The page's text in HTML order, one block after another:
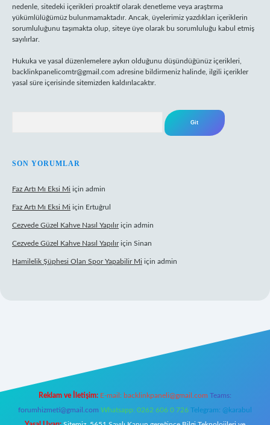
nedenle, sitedeki içerikleri proaktif olarak denetleme veya araştırma
yükümlülüğümüz bulunmamaktadır. Ancak, üyelerimiz yazdıkları içeriklerin
sorumluluğunu taşımakta olup, siteye üye olarak bu sorumluluğu kabul etmiş
sayılırlar.
Hukuka ve yasal düzenlemelere aykırı olduğunu düşündüğünüz içerikleri,
backlinkpanelicomtr@gmail.com adresine bildirmeniz halinde, ilgili içerikler
yasal süre içerisinde sitemizden kaldırılacaktır.
SON YORUMLAR
Faz Artı Mı Eksi Mi için admin
Faz Artı Mı Eksi Mi için Ertuğrul
Cezvede Güzel Kahve Nasıl Yapılıriçin admin
Cezvede Güzel Kahve Nasıl Yapılıriçin Sinan
Hamilelik Şüphesi Olan Spor Yapabilir Mi için admin
betexper.xyz
Reklam ve İletişim: E-mail: backlinkpaneli@gmail.com Teams:
forumhizmeti@gmail.com Whatsapp: 0262 606 0 726 Telegram: @karabul